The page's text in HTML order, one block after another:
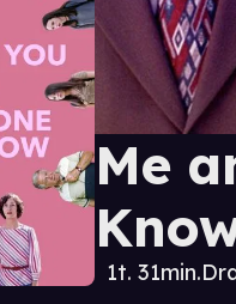
Me
1t. 31min.